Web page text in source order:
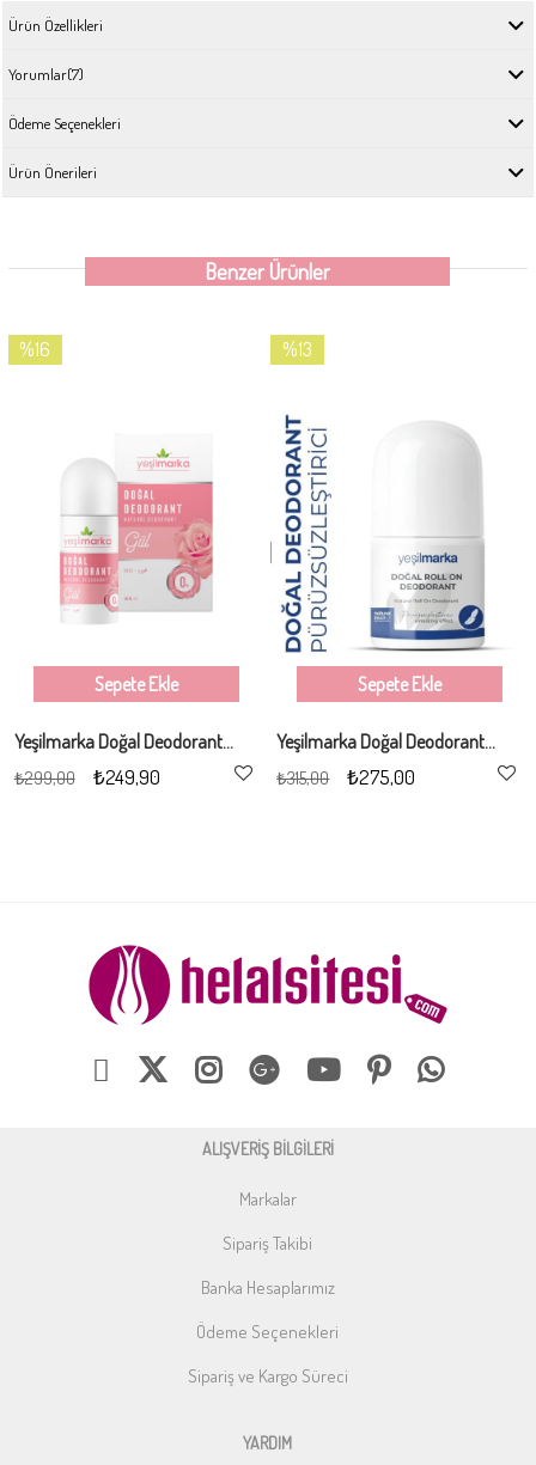
Ürün Özellikleri
Yorumlar(7)
Ödeme Seçenekleri
Ürün Önerileri
Benzer Ürünler
Yeşilmarka Doğal Deodorant - Gül Kokulu 50ml
₺249,90
₺299,00
Sepete Ekle
%16
Yeşilmarka Doğal Deodorant – Pürüzsüzleştirici (Tüy Azaltıcı) 50ml
₺275,00
₺315,00
Sepete Ekle
%13
%13İndirim
ALIŞVERİŞ BİLGİLERİ
Markalar
Sipariş Takibi
Banka Hesaplarımız
Ödeme Seçenekleri
Sipariş ve Kargo Süreci
YARDIM